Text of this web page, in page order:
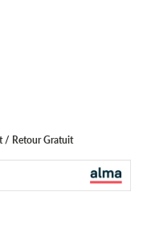
/ Retour Gratuit